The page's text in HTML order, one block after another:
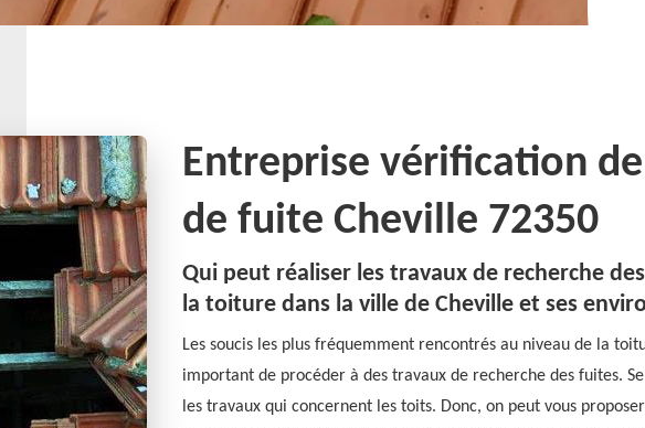
Entreprise vérification
de fuite Cheville 72350
Qui peut réaliser les travaux de recherche
la toiture dans la ville de Cheville et ses
Les soucis les plus fréquemment rencontrés au niveau de la
important de procéder à des travaux de recherche des fuites.
les travaux qui concernent les toits. Donc, on peut vous